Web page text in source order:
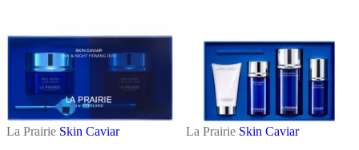
La Prairie Skin Caviar
La Prairie Skin Caviar